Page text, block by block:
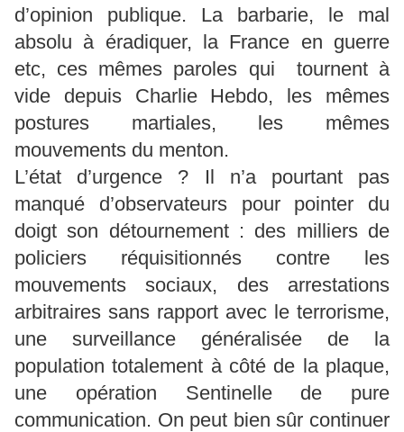
d’opinion publique. La barbarie, le mal
absolu à éradiquer, la France en guerre
etc, ces mêmes paroles qui tournent à
vide depuis Charlie Hebdo, les mêmes
postures martiales, les mêmes
mouvements du menton.
L’état d’urgence ? Il n’a pourtant pas
manqué d’observateurs pour pointer du
doigt son détournement : des milliers de
policiers réquisitionnés contre les
mouvements sociaux, des arrestations
arbitraires sans rapport avec le terrorisme,
une surveillance généralisée de la
population totalement à côté de la plaque,
une opération Sentinelle de pure
communication. On peut bien sûr continuer